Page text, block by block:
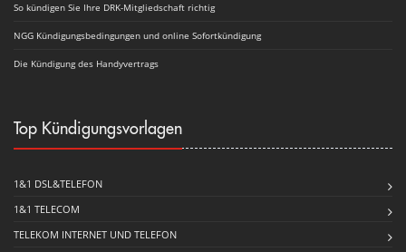
So kündigen Sie Ihre DRK-Mitgliedschaft richtig
NGG Kündigungsbedingungen und online Sofortkündigung
Die Kündigung des Handyvertrags
Top Kündigungsvorlagen
1&1 DSL&TELEFON
1&1 TELECOM
TELEKOM INTERNET UND TELEFON